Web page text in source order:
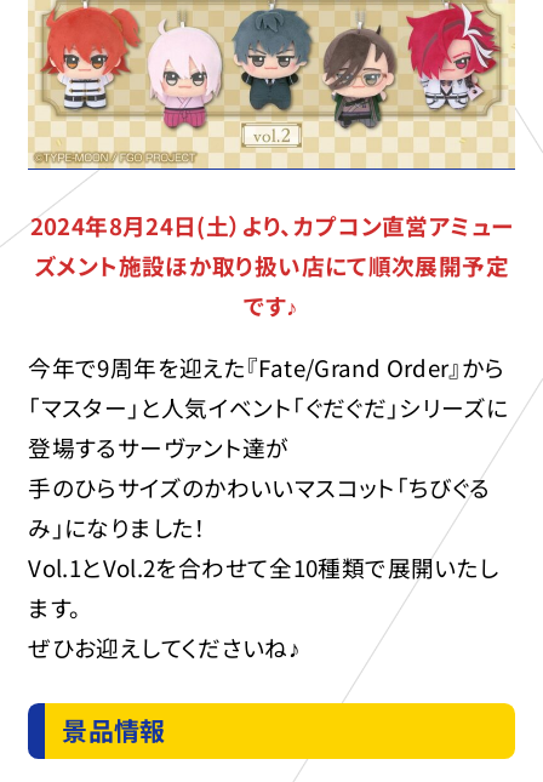
2024年8月24日(土）より、カプコン直営アミュー
ズメント施設ほか取り扱い店にて順次展開予定
です♪
今年で9周年を迎えた『Fate/Grand Order』から
「マスター」と人気イベント「ぐだぐだ」シリーズに
登場するサーヴァント達が
手のひらサイズのかわいいマスコット「ちびぐる
み」になりました！
Vol.1とVol.2を合わせて全10種類で展開いたし
ます。
ぜひお迎えしてくださいね♪
景品情報